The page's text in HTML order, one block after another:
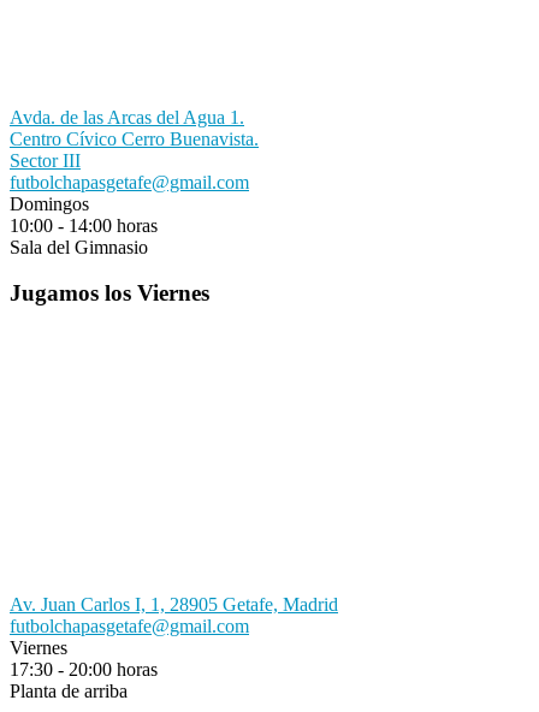
Avda. de las Arcas del Agua 1.
Centro Cívico Cerro Buenavista.
Sector III
futbolchapasgetafe@gmail.com
Domingos
10:00 - 14:00 horas
Sala del Gimnasio
Jugamos los Viernes
Av. Juan Carlos I, 1, 28905 Getafe, Madrid
futbolchapasgetafe@gmail.com
Viernes
17:30 - 20:00 horas
Planta de arriba